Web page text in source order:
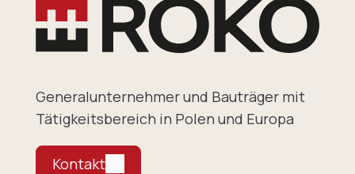
Generalunternehmer und Bauträger mit
Tätigkeitsbereich in Polen und Europa
Kontakt